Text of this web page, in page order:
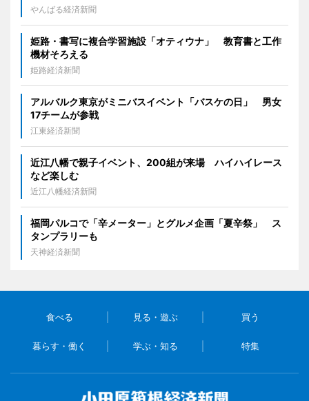
やんばる経済新聞
姫路・書写に複合学習施設「オティウナ」 教育書と工作
機材そろえる
姫路経済新聞
アルバルク東京がミニバスイベント「バスケの日」 男女
17チームが参戦
江東経済新聞
近江八幡で親子イベント、200組が来場 ハイハイレース
など楽しむ
近江八幡経済新聞
福岡パルコで「辛メーター」とグルメ企画「夏辛祭」 ス
タンプラリーも
天神経済新聞
食べる 見る・遊ぶ 買う
暮らす・働く 学ぶ・知る 特集